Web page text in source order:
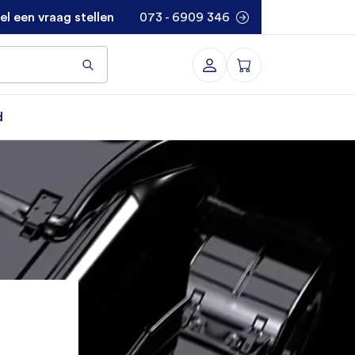
een vraag stellen 073 - 6909 346